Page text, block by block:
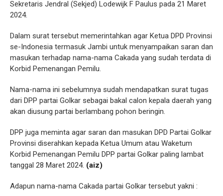
Sekretaris Jendral (Sekjed) Lodewijk F Paulus pada 21 Maret
2024.
Dalam surat tersebut memerintahkan agar Ketua DPD Provinsi
se-Indonesia termasuk Jambi untuk menyampaikan saran dan
masukan terhadap nama-nama Cakada yang sudah terdata di
Korbid Pemenangan Pemilu.
Nama-nama ini sebelumnya sudah mendapatkan surat tugas
dari DPP partai Golkar sebagai bakal calon kepala daerah yang
akan diusung partai berlambang pohon beringin.
DPP juga meminta agar saran dan masukan DPD Partai Golkar
Provinsi diserahkan kepada Ketua Umum atau Waketum
Korbid Pemenangan Pemilu DPP partai Golkar paling lambat
tanggal 28 Maret 2024. (aiz)
Adapun nama-nama Cakada partai Golkar tersebut yakni :